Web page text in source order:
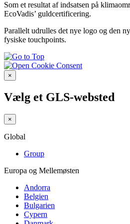
Som et resultat af indsatsen på
EcoVadis’ guldcertificering.
Parallelt udrulles det nye logo og den
fysiske touchpoints.
×
Vælg et GLS-websted
×
Global
Group
Europa og Mellemøsten
Andorra
Belgien
Bulgarien
Cypern